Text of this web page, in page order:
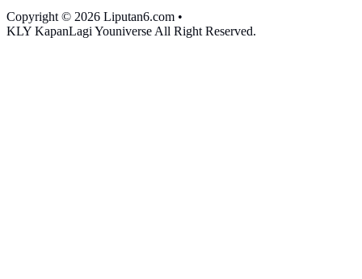
Copyright © 2026 Liputan6.com •
KLY KapanLagi Youniverse All Right Reserved.